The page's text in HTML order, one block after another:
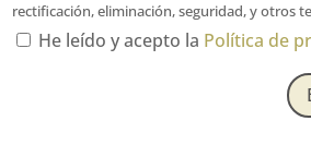
rectificación, eliminación, seguridad, y otros
He leído y acepto la Política de